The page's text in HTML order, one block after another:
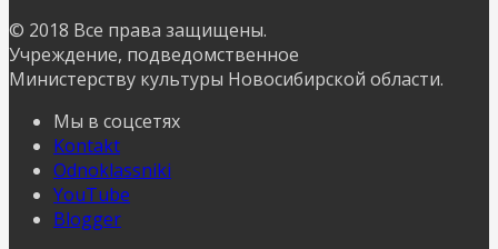
© 2018 Все права защищены.
Учреждение, подведомственное
Министерству культуры Новосибирской области.
Мы в соцсетях
Kontakt
Odnoklassniki
YouTube
Blogger